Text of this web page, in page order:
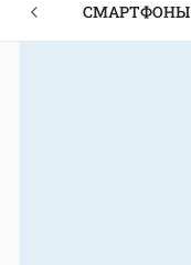
СМАРТФОНЫ